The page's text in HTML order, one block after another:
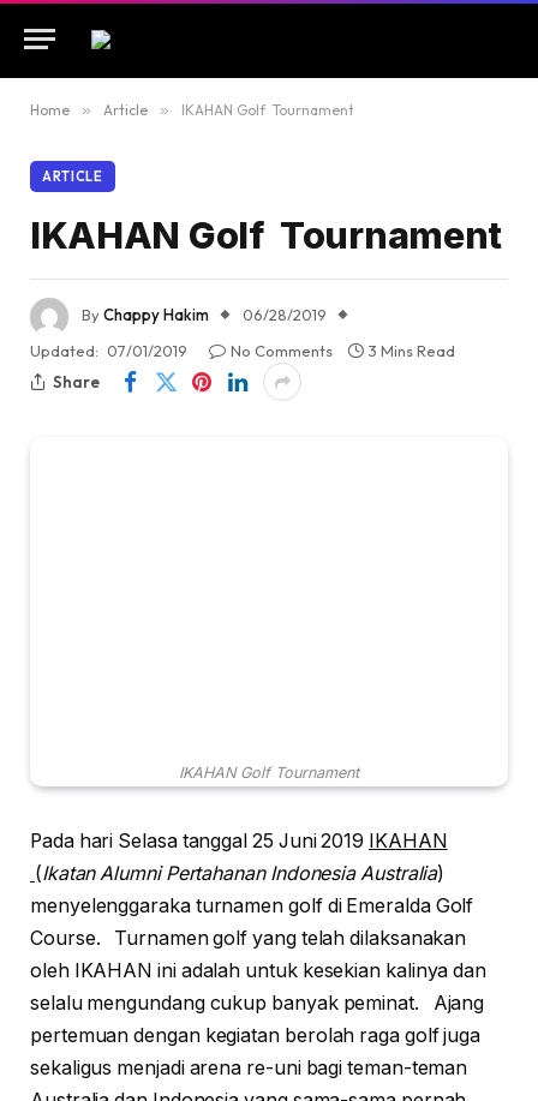
Home » Article » IKAHAN Golf Tournament
ARTICLE
IKAHAN Golf Tournament
ByChappy Hakim
06/28/2019
Updated: 07/01/2019 No Comments
3 Mins Read
Share
IKAHAN Golf Tournament
Pada hari Selasa tanggal 25 Juni 2019
IKAHAN
(Ikatan Alumni Pertahanan Indonesia Australia)
menyelenggaraka turnamen golf di Emeralda Golf
Course. Turnamen golf yang telah dilaksanakan
oleh IKAHAN ini adalah untuk kesekian kalinya dan
selalu mengundang cukup banyak peminat. Ajang
pertemuan dengan kegiatan berolah raga golf juga
sekaligus menjadi arena re-uni bagi teman-teman